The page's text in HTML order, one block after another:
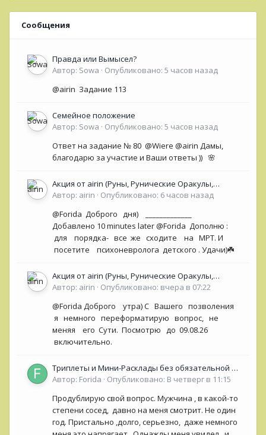
Сообщения
Правда или Вымысел?
Автор: Sowa · Опубликовано: 5 часов назад
@airin Задание 113
Семейное положение
Автор: Sowa · Опубликовано: 5 часов назад
Ответ на задание № 80 @Wiere @airin Дамы,
благодарю за участие и Ваши ответы )) 🌸
Акция от airin (Руны, Рунические Оракулы,
колоды Таро- Рун)
Автор: airin · Опубликовано: 6 часов назад
@Forida Доброго дня) _____________
Добавлено 10 minutes later @Forida Дополню :
для порядка- все же сходите на МРТ. И
посетите психоневролога детского . Удачи)☘️
Акция от airin (Руны, Рунические Оракулы,
колоды Таро- Рун)
Автор: airin · Опубликовано: вчера в 07:22
@Forida Доброго утра) С Вашего позволения
я немного переформатирую вопрос, не
меняя его Сути. Посмотрю до 09.08.26
включительно.
Триплеты и Мини-Расклады без обязательной ОС
для НОВИЧКОВ (<50 сообщений)
Автор: Forida · Опубликовано: В четверг в 11:15
Продублирую свой вопрос. Мужчина , в какой-то
степени сосед, давно на меня смотрит. Не один
год. Пристально ,долго, серьезно, даже немного